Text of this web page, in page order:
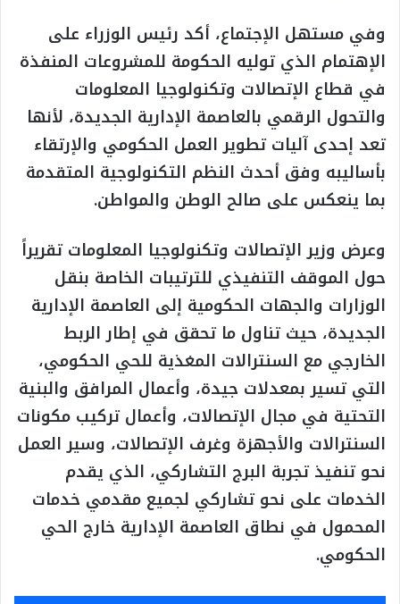
وفي مستهل الإجتماع، أكد رئيس الوزراء على
الإهتمام الذي توليه الحكومة للمشروعات المنفذة
في قطاع الإتصالات وتكنولوجيا المعلومات
والتحول الرقمي بالعاصمة الإدارية الجديدة، لأنها
تعد إحدى آليات تطوير العمل الحكومي والإرتقاء
بأساليبه وفق أحدث النظم التكنولوجية المتقدمة
بما ينعكس على صالح الوطن والمواطن.
وعرض وزير الإتصالات وتكنولوجيا المعلومات تقريراً
حول الموقف التنفيذي للترتيبات الخاصة بنقل
الوزارات والجهات الحكومية إلى العاصمة الإدارية
الجديدة، حيث تناول ما تحقق في إطار الربط
الخارجي مع السنترالات المغذية للحي الحكومي،
التي تسير بمعدلات جيدة، وأعمال المرافق والبنية
التحتية في مجال الإتصالات، وأعمال تركيب مكونات
السنترالات والأجهزة وغرف الإتصالات، وسير العمل
نحو تنفيذ تجربة البرج التشاركي، الذي يقدم
الخدمات على نحو تشاركي لجميع مقدمي خدمات
المحمول في نطاق العاصمة الإدارية خارج الحي
الحكومي.